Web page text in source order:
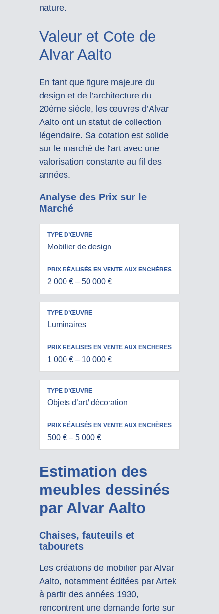
nature.
Valeur et Cote de
Alvar Aalto
En tant que figure majeure du
design et de l’architecture du
20ème siècle, les œuvres d’Alvar
Aalto ont un statut de collection
légendaire. Sa cotation est solide
sur le marché de l’art avec une
valorisation constante au fil des
années.
Analyse des Prix sur le
Marché
D’ŒUVRE
RÉALISÉS
AUX
ENCHÈRES
Mobilier de design
2 000 € – 50 000 €
Luminaires
1 000 € – 10 000 €
Objets d’art/ décoration
500 € – 5 000 €
Estimation des
meubles dessinés
par Alvar Aalto
Chaises, fauteuils et
tabourets
Les créations de mobilier par Alvar
Aalto, notamment éditées par Artek
à partir des années 1930,
rencontrent une demande forte sur